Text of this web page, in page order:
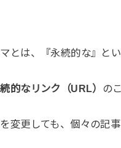
とは、『永続的な』とい
的なリンク（URL） の
変更しても、個々の記
わらない